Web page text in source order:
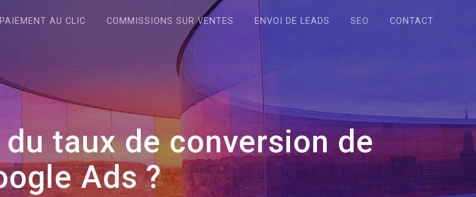
PAIEMENT AU CLIC COMMISSIONS SUR VENTES ENVOI DE LEADS SEO CONTACT
taux de conversion de
Ads ?